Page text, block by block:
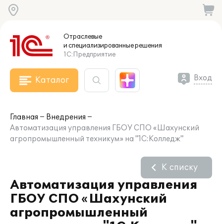
Отраслевые
и специализированныерешения
1С:Предприятие
Каталог Вход
Главная
Внедрения
Автоматизация управления ГБОУ СПО «Шахунский
агропромышленный техникум» на "1С:Колледж"
Автоматизация управления
ГБОУ СПО «Шахунский
агропромышленный
К списку